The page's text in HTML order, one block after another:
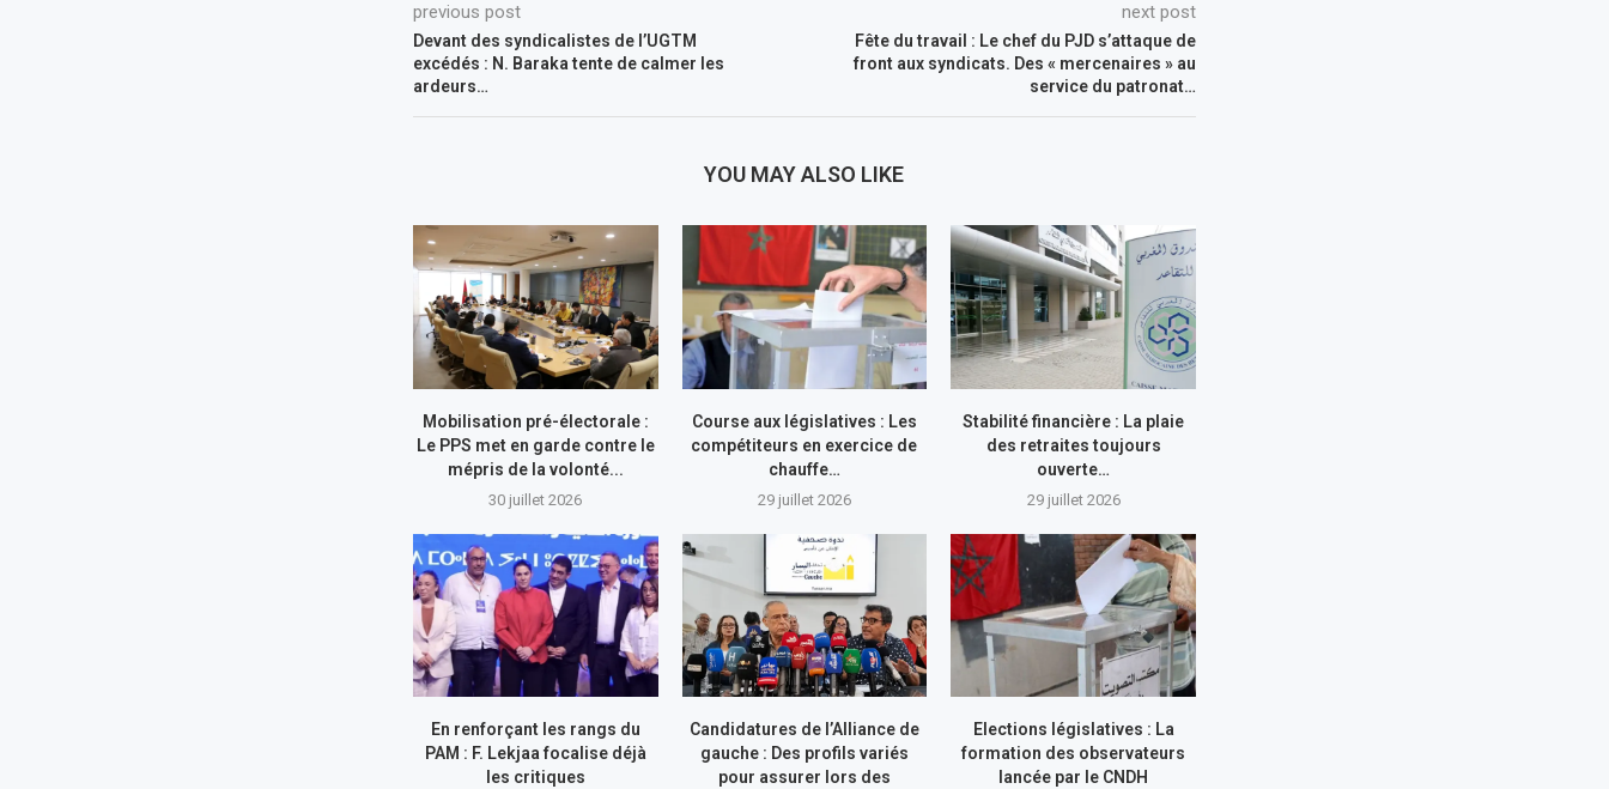
previous post
Devant des syndicalistes de l’UGTM
excédés : N. Baraka tente de calmer les
ardeurs…
next post
Fête du travail : Le chef du PJD s’attaque de
front aux syndicats. Des « mercenaires » au
service du patronat…
YOU MAY ALSO LIKE
Mobilisation pré-électorale :
Le PPS met en garde contre le
mépris de la volonté...
30 juillet 2026
Course aux législatives : Les
compétiteurs en exercice de
chauffe…
29 juillet 2026
Stabilité financière : La plaie
des retraites toujours
ouverte…
29 juillet 2026
En renforçant les rangs du
PAM : F. Lekjaa focalise déjà
les critiques
Candidatures de l’Alliance de
gauche : Des profils variés
pour assurer lors des
Elections législatives : La
formation des observateurs
lancée par le CNDH